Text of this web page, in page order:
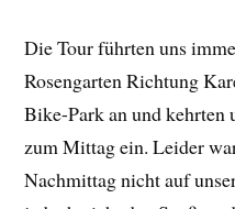
Die Tour führten uns
Rosengarten Richtung
Bike-Park an und kehrten
zum Mittag ein. Leider
Nachmittag nicht auf